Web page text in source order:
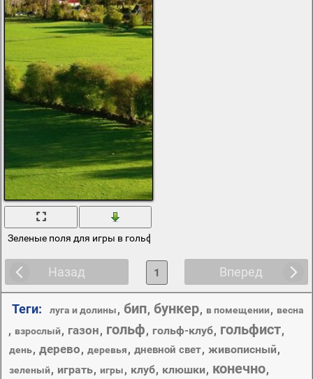
Зеленые поля для игры в гольф
Назад Вперед
1
Теги: луга и долины, бип, бункер, в помещении, весна
, взрослый, газон, гольф, гольф-клуб, гольфист,
день, дерево, деревья, дневной свет, живописный,
зеленый, играть, игры, клуб, клюшки, конечно,